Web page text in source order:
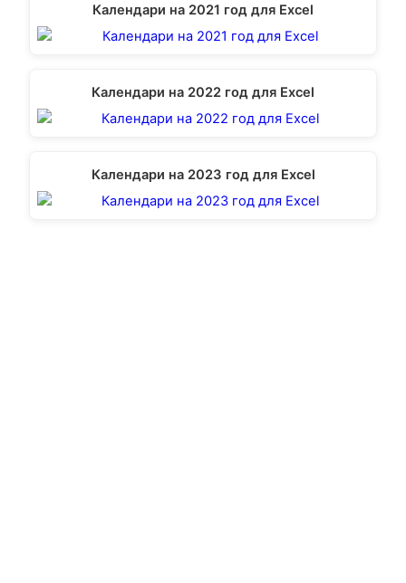
Календари на 2021 год для Excel
Календари на 2022 год для Excel
Календари на 2023 год для Excel